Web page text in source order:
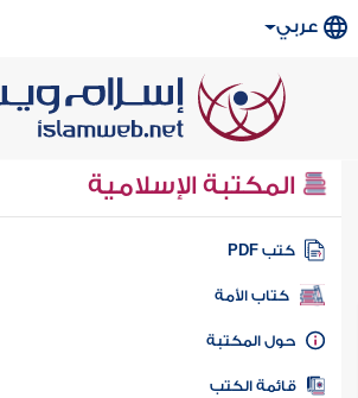
عربي
المكتبة الإسلامية
كتب PDF
كتاب الأمة
المكتبة